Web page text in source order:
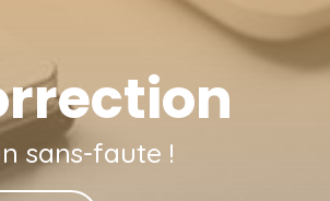
sans-faute !